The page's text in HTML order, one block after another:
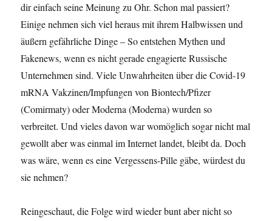
dir einfach seine Meinung zu Ohr. Schon mal passiert?
Einige nehmen sich viel heraus mit ihrem Halbwissen und
äußern gefährliche Dinge – So entstehen Mythen und
Fakenews, wenn es nicht gerade engagierte Russische
Unternehmen sind. Viele Unwahrheiten über die Covid-19
mRNA Vakzinen/Impfungen von Biontech/Pfizer
(Comirmaty) oder Moderna (Moderna) wurden so
verbreitet. Und vieles davon war womöglich sogar nicht mal
gewollt aber was einmal im Internet landet, bleibt da. Doch
was wäre, wenn es eine Vergessens-Pille gäbe, würdest du
sie nehmen?
Reingeschaut, die Folge wird wieder bunt aber nicht so